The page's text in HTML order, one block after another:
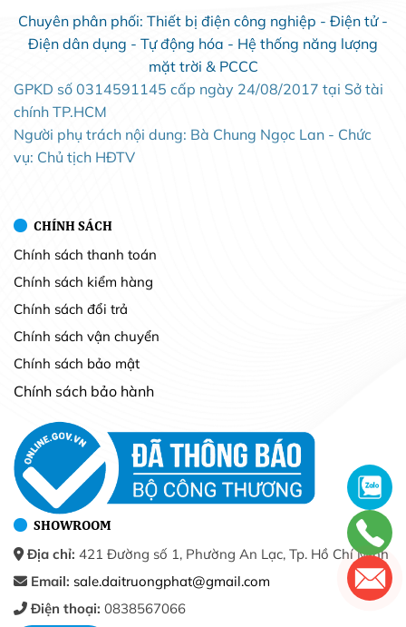
Chuyên phân phối: Thiết bị điện công nghiệp - Điện tử -
Điện dân dụng - Tự động hóa - Hệ thống năng lượng
mặt trời & PCCC
GPKD số 0314591145 cấp ngày 24/08/2017 tại Sở tài
chính TP.HCM
Người phụ trách nội dung: Bà Chung Ngọc Lan - Chức
vụ: Chủ tịch HĐTV
CHÍNH SÁCH
Chính sách thanh toán
Chính sách kiểm hàng
Chính sách đổi trả
Chính sách vận chuyển
Chính sách bảo mật
Chính sách bảo hành
SHOWROOM
Địa chỉ: 421 Đường số 1, Phường An Lạc, Tp. Hồ Chí Minh
Email: sale.daitruongphat@gmail.com
Điện thoại: 0838567066